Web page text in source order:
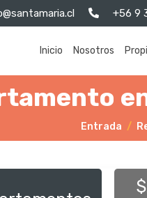
+56 9
Inicio Nosotros
Entrada